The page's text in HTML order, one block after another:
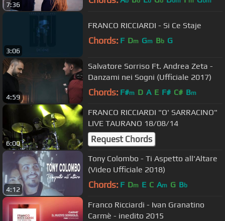
7:36
3:06
FRANCO RICCIARDI - Si Ce Staje
Chords: F Dm Gm Bb G
4:59
Salvatore Sorriso Ft. Andrea Zeta -
Danzami nei Sogni (Ufficiale 2017)
Chords: F#m D A E F# C# Bm
6:00
FRANCO RICCIARDI "O' SARRACINO"
LIVE TAURANO 18/08/14
Request Chords
4:12
Tony Colombo - Ti Aspetto all'Altare
(Video Ufficiale 2018)
Chords: F Dm E C Am G Bb
Franco Ricciardi - Ivan Granatino
Carmè - inedito 2015